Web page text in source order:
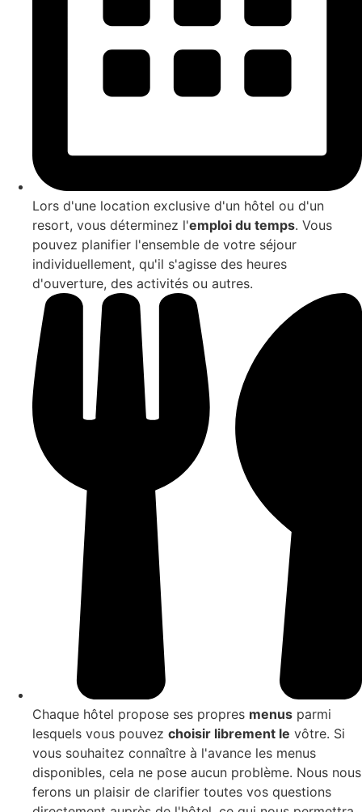
Lors d'une location exclusive d'un hôtel ou d'un
resort, vous déterminez l'emploi du temps. Vous
pouvez planifier l'ensemble de votre séjour
individuellement, qu'il s'agisse des heures
d'ouverture, des activités ou autres.
Chaque hôtel propose ses propres menus parmi
lesquels vous pouvez choisir librement le vôtre. Si
vous souhaitez connaître à l'avance les menus
disponibles, cela ne pose aucun problème. Nous nous
ferons un plaisir de clarifier toutes vos questions